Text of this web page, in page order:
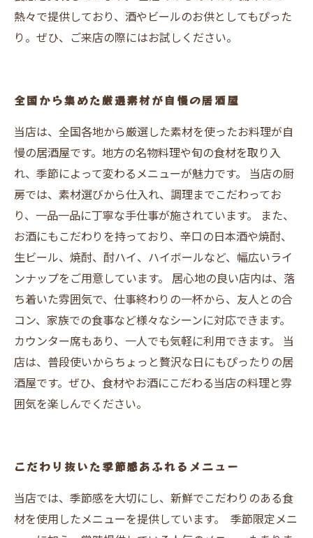
熱々で提供しており、酒やビールのお供としてもぴった
り。ぜひ、ご来店の際にはお試しください。
全国から集めた厳選素材が自慢の居酒屋
当店は、全国各地から厳選した素材を使ったお料理が自
慢の居酒屋です。地方の名物料理や旬の食材を取り入
れ、季節によって変わるメニューが魅力です。 当店の厨
房では、素材選びから仕入れ、調理までこだわってお
り、一品一品に丁寧な手仕事が施されています。 また、
お酒にもこだわりを持っており、辛口の日本酒や焼酎、
生ビール、焼酎、酎ハイ、ハイボールなど、幅広いライ
ンナップをご用意しています。 居心地の良い店内は、落
ち着いた雰囲気で、仕事終わりの一杯から、友人との合
コン、家族での食事など様々なシーンに対応できます。
カウンター席もあり、一人でも気軽に利用できます。 当
店は、普段使いからちょっと贅沢な日にもぴったりの居
酒屋です。ぜひ、食材やお酒にこだわる当店の料理と雰
囲気を楽しんでください。
こだわり抜いた季節感あふれるメニュー
当店では、季節感を大切にし、新鮮でこだわりのある食
材を使用したメニューを提供しています。 季節限定メニ